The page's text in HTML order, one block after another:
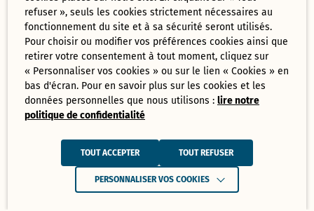
refuser », seuls les cookies strictement nécessaires au
fonctionnement du site et à sa sécurité seront utilisés.
Pour choisir ou modifier vos préférences cookies ainsi que
retirer votre consentement à tout moment, cliquez sur
« Personnaliser vos cookies » ou sur le lien « Cookies » en
bas d'écran. Pour en savoir plus sur les cookies et les
données personnelles que nous utilisons :lire notre
politique de confidentialité
TOUT ACCEPTER TOUT REFUSER
PERSONNALISER VOS COOKIES